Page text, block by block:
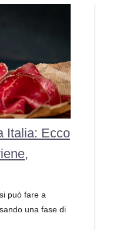
Italia: Ecco
può fare a
una fase di